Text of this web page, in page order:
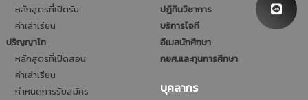
หลักสูตรที่เปิดรับ
ค่าเล่าเรียน
ปริญญาโท
หลักสูตรที่เปิดสอน
ค่าเล่าเรียน
กำหนดการรับสมัคร
ปฎิทินวิชาการ
บริการไอที
อีเมลนักศึกษา
กยศ.และทุนการศึกษา
บุคลากร